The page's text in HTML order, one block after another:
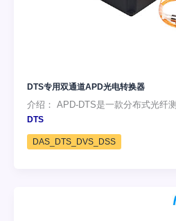
DTS专用双通道APD光电转换器
介绍： APD-DTS是一款分布式光纤测
DTS
DAS_DTS_DVS_DSS